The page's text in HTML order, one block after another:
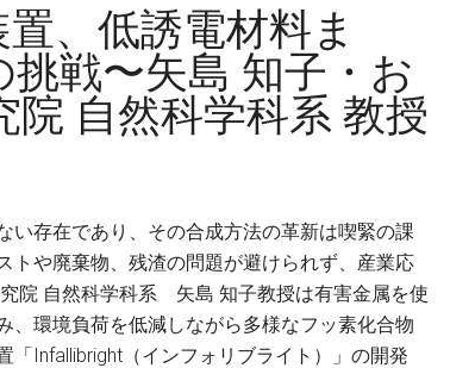
、低誘電材料ま
戦〜矢島 知子・お
自然科学科系 教授
い存在であり、その合成方法の革新は喫緊の課
トや廃棄物、残渣の問題が避けられず、産業応
院 自然科学科系 矢島 知子教授は有害金属を使
、環境負荷を低減しながら多様なフッ素化合物
「Infallibright（インフォリブライト）」の開発